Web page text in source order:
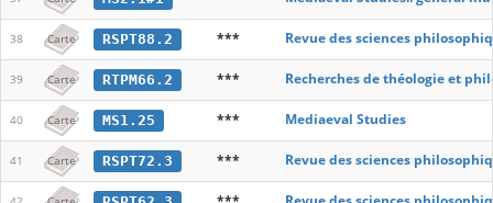
38 Carte RSPT88.2 *** Revue des sciences
39 Carte RTPM66.2 *** Recherches de théologie et
40 Carte MS1.25 *** Mediaeval Studies
41 Carte RSPT72.3 *** Revue des sciences